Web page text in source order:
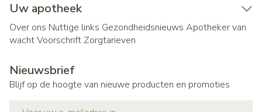
Uw apotheek
Over ons Nuttige links Gezondheidsnieuws Apotheker van
wachtVoorschrift Zorgtarieven
Nieuwsbrief
Blijf op de hoogte van nieuwe producten en promoties